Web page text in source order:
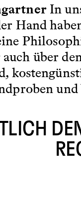
In
Hand
über